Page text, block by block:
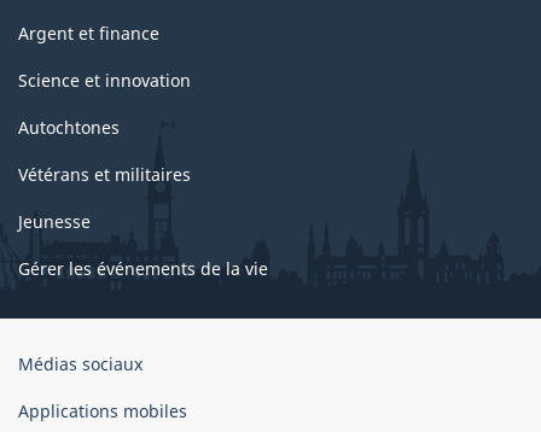
Argent et finance
Science et innovation
Autochtones
Vétérans et militaires
Jeunesse
Gérer les événements de la vie
Organisation
gouvernement
Médias sociaux
Applications mobiles